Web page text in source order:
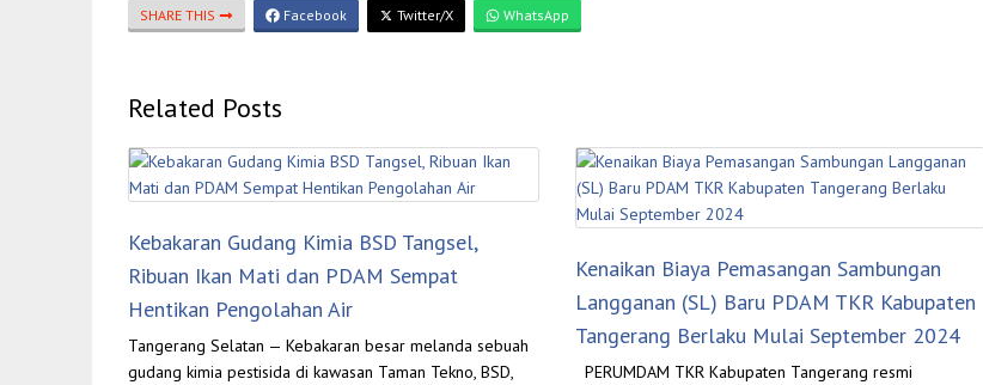
SHARE THIS Facebook Twitter/X WhatsApp
Related Posts
Kebakaran Gudang Kimia BSD Tangsel,
Ribuan Ikan Mati dan PDAM Sempat
Hentikan Pengolahan Air
Tangerang Selatan — Kebakaran besar melanda sebuah
gudang kimia pestisida di kawasan Taman Tekno, BSD,
Kenaikan Biaya Pemasangan Sambungan
Langganan (SL) Baru PDAM TKR Kabupaten
Tangerang Berlaku Mulai September 2024
PERUMDAM TKR Kabupaten Tangerang resmi